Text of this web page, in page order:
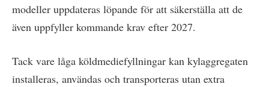
modeller uppdateras löpande för att säkerställa att de
även uppfyller kommande krav efter 2027.
Tack vare låga köldmediefyllningar kan kylaggregaten
installeras, användas och transporteras utan extra